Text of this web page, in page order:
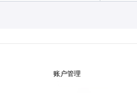
账户管理